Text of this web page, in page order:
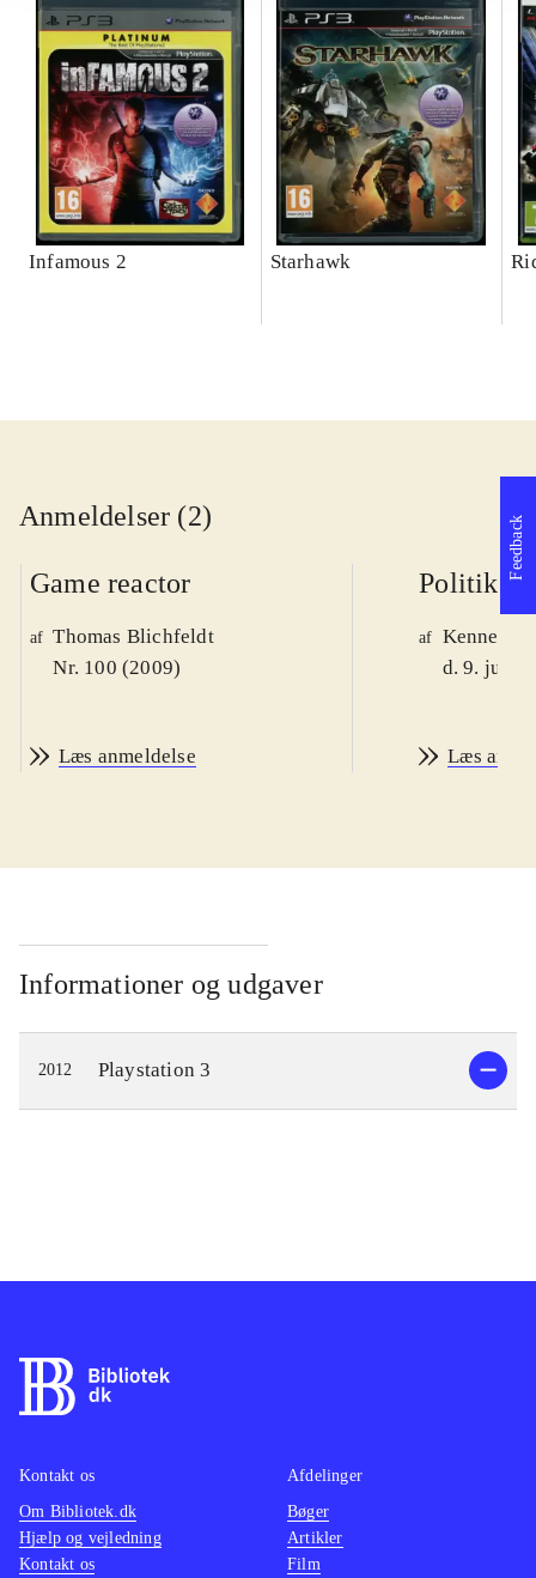
Infamous 2 Starhawk
Anmeldelser (2)
Game reactor
af Thomas Blichfeldt
Nr. 100 (2009)
Læs anmeldelse
Politiken
af Kenneth
d. 9. juni
Læs
Informationer og udgaver
2012 Playstation 3
Feedback
Kontakt os
Om Bibliotek.dk
Hjælp og vejledning
Kontakt os
Afdelinger
Bøger
Artikler
Film